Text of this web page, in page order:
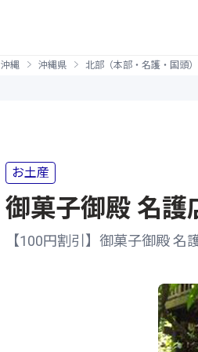
沖縄 沖縄県 北部（本部・名護・国頭）
お土産
御菓子御殿 名護
【100円割引】御菓子御殿 名